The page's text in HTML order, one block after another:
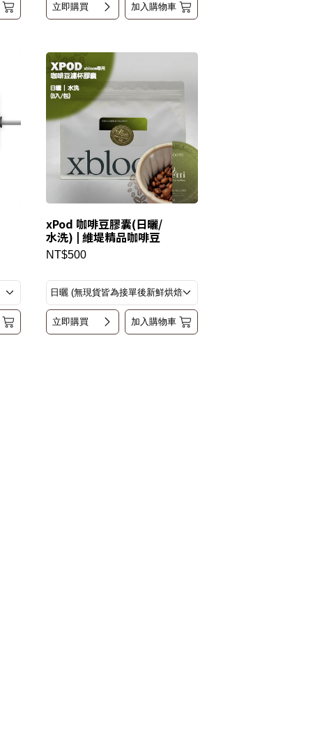
立即購買 加入購物車
xPod 咖啡豆膠囊(日曬/
水洗) | 維堤精品咖啡豆
NT$500
立即購買 加入購物車